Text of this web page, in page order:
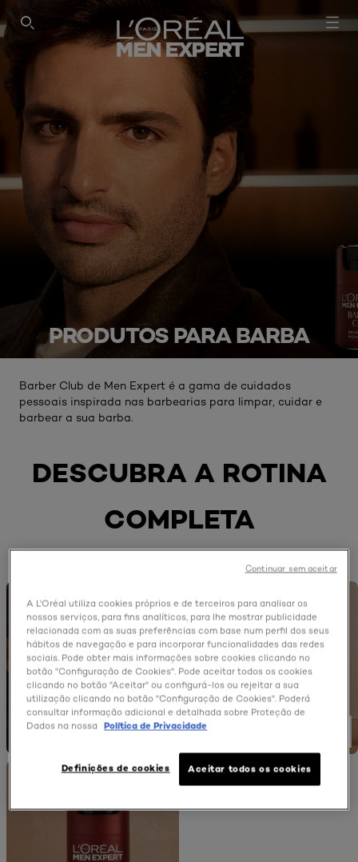
PESQUISAR NESTE SÍTIO
PRODUTOS PARA BARBA
Barber Club de Men Expert é a gama de cuidados
pessoais inspirada nas barbearias para limpar, cuidar e
barbear a sua barba.
DESCUBRA A ROTINA
COMPLETA
ÓLEO
A L'Oréal utiliza cookies próprios e de terceiros para analisar os
nossos serviços, para fins analíticos, para lhe mostrar publicidade
relacionada com as suas preferências com base num perfil dos seus
hábitos de navegação e para incorporar funcionalidades das redes
sociais. Pode obter mais informações sobre cookies clicando no
botão "Configuração de Cookies". Pode aceitar todos os cookies
clicando no botão "Aceitar" ou configurá-los ou rejeitar a sua
utilização clicando no botão "Configuração de Cookies". Poderá
consultar informação adicional e detalhada sobre Proteção de
Dados na nossa
Política de Privacidade
Definições de cookies Aceitar todos os cookies
Continuar sem aceitar